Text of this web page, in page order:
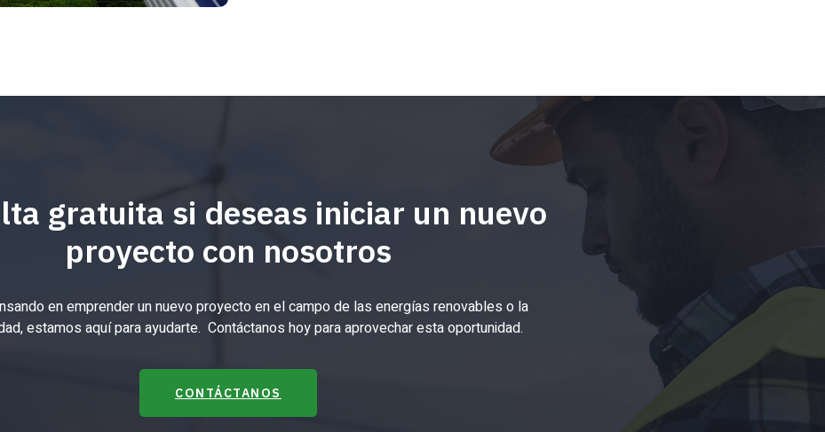
gratuita si deseas iniciar un nuevo
proyecto con nosotros
en emprender un nuevo proyecto en el campo de las energías renovables o la
estamos aquí para ayudarte. Contáctanos hoy para aprovechar esta oportunidad.
CONTÁCTANOS